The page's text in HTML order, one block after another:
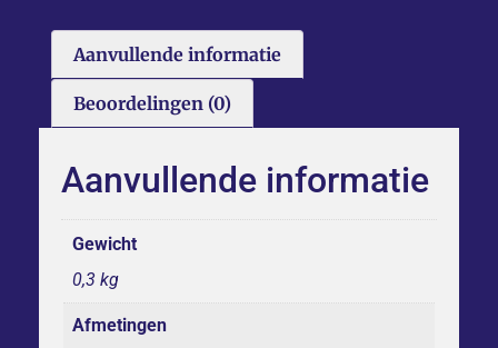
Aanvullende informatie
Beoordelingen (0)
Aanvullende informatie
Gewicht
0,3 kg
Afmetingen